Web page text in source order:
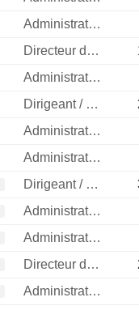
Administrateur
Directeur des operations
Administrateur
Dirigeant / cadre principal
Administrateur
Administrateur
Dirigeant / cadre principal
Administrateur
Administrateur
Directeur des operations
Administrateur